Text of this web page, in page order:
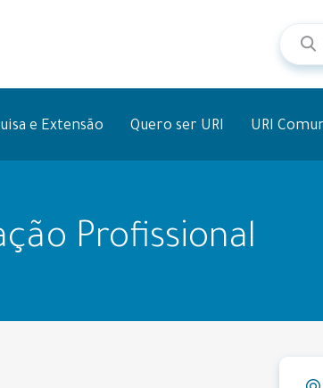
e Extensão Quero ser URI URI
Profissional